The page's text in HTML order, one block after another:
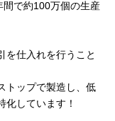
で約100万個の生産
を仕入れを行うこと
トップで製造し、低
化しています！